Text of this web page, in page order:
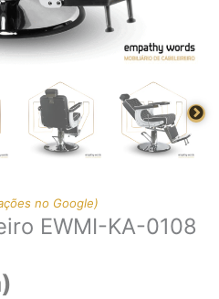
no Google)
EWMI-KA-0108